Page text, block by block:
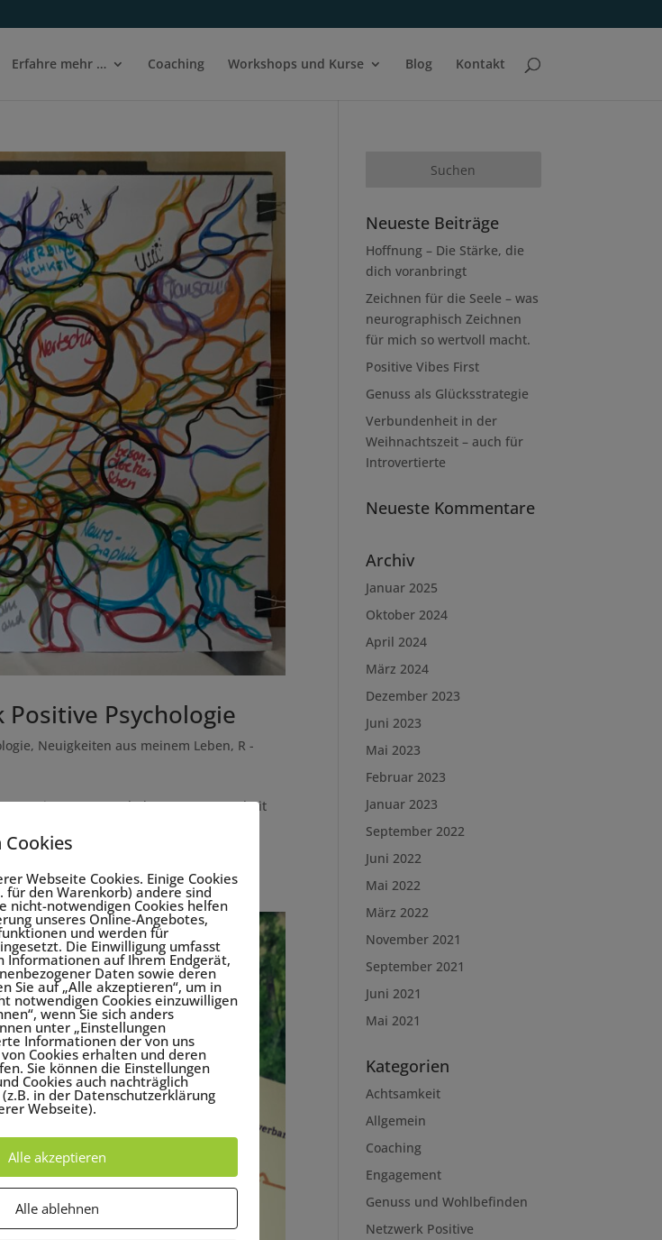
Erfahre mehr … Coaching Workshops und Kurse Blog Kontakt
Psychologie
, Neuigkeiten aus meinem Leben, R -
zu einem Netzwerk der Zusammenarbeit
Breite und zu den Menschen zu tragen.
Neueste Beiträge
Hoffnung – Die Stärke, die
dich voranbringt
Zeichnen für die Seele – was
neurographisch Zeichnen
für mich so wertvoll macht.
Positive Vibes First
Genuss als Glücksstrategie
Verbundenheit in der
Weihnachtszeit – auch für
Introvertierte
Neueste Kommentare
Archiv
Januar 2025
Oktober 2024
April 2024
März 2024
Dezember 2023
Juni 2023
Mai 2023
Februar 2023
Januar 2023
September 2022
Juni 2022
Mai 2022
März 2022
November 2021
September 2021
Juni 2021
Mai 2021
Kategorien
Achtsamkeit
Allgemein
Coaching
Engagement
Genuss und Wohlbefinden
Netzwerk Positive
Webseite Cookies. Einige Cookies
für den Warenkorb) andere sind
nicht-notwendigen Cookies helfen
unseres Online-Angebotes,
und werden für
Die Einwilligung umfasst
Informationen auf Ihrem Endgerät,
Daten sowie deren
Sie auf „Alle akzeptieren“, um in
notwendigen Cookies einzuwilligen
wenn Sie sich anders
unter „Einstellungen
Informationen der von uns
Cookies erhalten und deren
Sie können die Einstellungen
Cookies auch nachträglich
in der Datenschutzerklärung
Webseite).
Alle akzeptieren
Alle ablehnen